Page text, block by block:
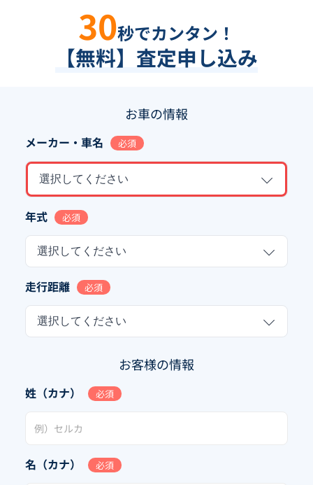
30秒でカンタン！
【無料】査定申し込み
お車の情報
メーカー・車名 必須
選択してください
年式 必須
選択してください
走行距離 必須
選択してください
お客様の情報
姓（カナ） 必須
名（カナ） 必須